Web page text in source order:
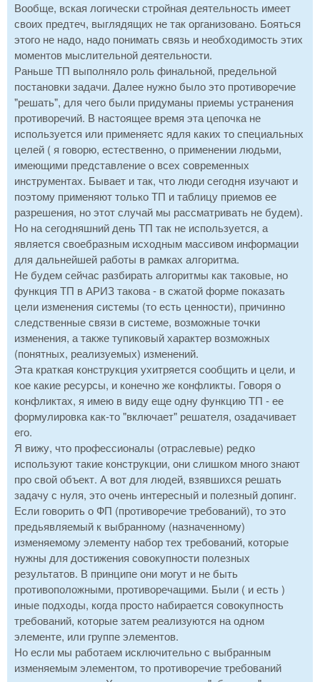
Вообще, вская логически стройная деятельность имеет
своих предтеч, выглядящих не так организовано. Бояться
этого не надо, надо понимать связь и необходимость этих
моментов мыслительной деятельности.
Раньше ТП выполняло роль финальной, предельной
постановки задачи. Далее нужно было это противоречие
"решать", для чего были придуманы приемы устранения
противоречий. В настоящее время эта цепочка не
используется или применяетс ядля каких то специальных
целей ( я говорю, естественно, о применении людьми,
имеющими представление о всех современных
инструментах. Бывает и так, что люди сегодня изучают и
поэтому применяют только ТП и таблицу приемов ее
разрешения, но этот случай мы рассматривать не будем).
Но на сегодняшний день ТП так не используется, а
является своебразным исходным массивом информации
для дальнейшей работы в рамках алгоритма.
Не будем сейчас разбирать алгоритмы как таковые, но
функция ТП в АРИЗ такова - в сжатой форме показать
цели изменения системы (то есть ценности), причинно
следственные связи в системе, возможные точки
изменения, а также тупиковый характер возможных
(понятных, реализуемых) изменений.
Эта краткая конструкция ухитряется сообщить и цели, и
кое какие ресурсы, и конечно же конфликты. Говоря о
конфликтах, я имею в виду еще одну функцию ТП - ее
формулировка как-то "включает" решателя, озадачивает
его.
Я вижу, что профессионалы (отраслевые) редко
используют такие конструкции, они слишком много знают
про свой объект. А вот для людей, взявшихся решать
задачу с нуля, это очень интересный и полезный допинг.
Если говорить о ФП (противоречие требований), то это
предьявляемый к выбранному (назначенному)
изменяемому элементу набор тех требований, которые
нужны для достижения совокупности полезных
результатов. В принципе они могут и не быть
противоположными, противоречащими. Были ( и есть )
иные подходы, когда просто набирается совокупность
требований, которые затем реализуются на одном
элементе, или группе элементов.
Но если мы работаем исключительно с выбранным
изменяемым элементом, то противоречие требований